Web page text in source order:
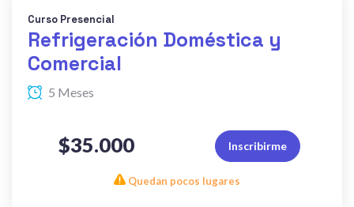
Curso Presencial
Refrigeración Doméstica y
Comercial
5 Meses
$35.000 Inscribirme
Quedan pocos lugares